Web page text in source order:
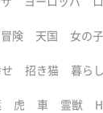
冒険 天国 女の
招き猫 暮らし
虎 車 霊獣